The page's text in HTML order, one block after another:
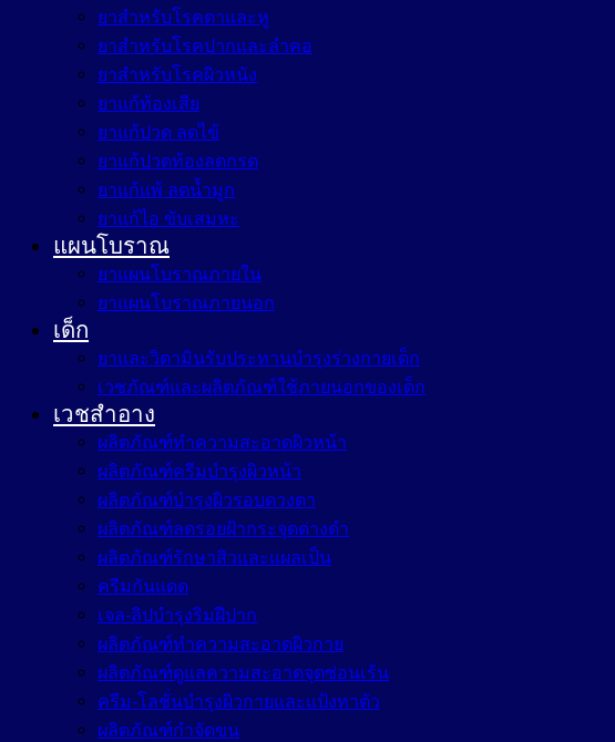
ยาสำหรับโรคตาและหู
ยาสำหรับโรคปากและลำคอ
ยาสำหรับโรคผิวหนัง
ยาแก้ท้องเสีย
ยาแก้ปวด ลดไข้
ยาแก้ปวดท้องลดกรด
ยาแก้แพ้ ลดน้ำมูก
ยาแก้ไอ ขับเสมหะ
แผนโบราณ
ยาแผนโบราณภายใน
ยาแผนโบราณภายนอก
เด็ก
ยาและวิตามินรับประทานบำรุงร่างกายเด็ก
เวชภัณฑ์และผลิตภัณฑ์ใช้ภายนอกของเด็ก
เวชสำอาง
ผลิตภัณฑ์ทำความสะอาดผิวหน้า
ผลิตภัณฑ์ครีมบำรุงผิวหน้า
ผลิตภัณฑ์บำรุงผิวรอบดวงตา
ผลิตภัณฑ์ลดรอยฝ้ากระจุดด่างดำ
ผลิตภัณฑ์รักษาสิวและแผลเป็น
ครีมกันแดด
เจล-ลิปบำรุงริมฝีปาก
ผลิตภัณฑ์ทำความสะอาดผิวกาย
ผลิตภัณฑ์ดูแลความสะอาดจุดซ่อนเร้น
ครีม-โลชั่นบำรุงผิวกายและแป้งทาตัว
ผลิตภัณฑ์กำจัดขน